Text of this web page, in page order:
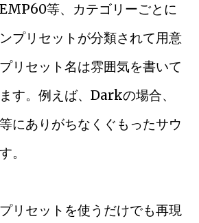
等、カテゴリーごとに
プリセットが分類されて用意
リセット名は雰囲気を書いて
す。例えば、Darkの場合、
にありがちなくぐもったサウ
。
リセットを使うだけでも再現